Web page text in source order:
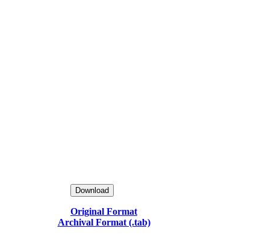
Download
Original Format
Archival Format (.tab)